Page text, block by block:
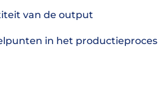
van de output
in het productieproces